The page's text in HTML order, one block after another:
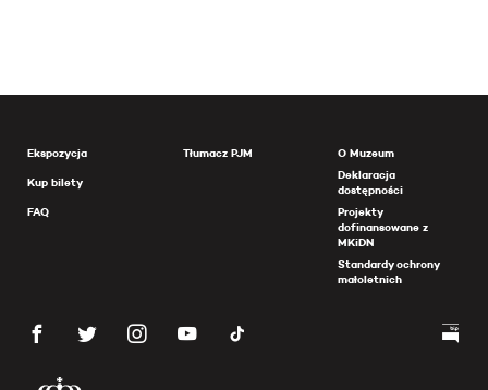
Ekspozycja
Kup bilety
FAQ
Tłumacz PJM
O Muzeum
Deklaracja
dostępności
Projekty
dofinansowane z
MKiDN
Standardy ochrony
małoletnich